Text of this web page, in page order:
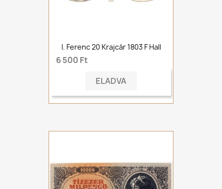
I. Ferenc 20 Krajcár 1803 F Hall
6 500 Ft
ELADVA